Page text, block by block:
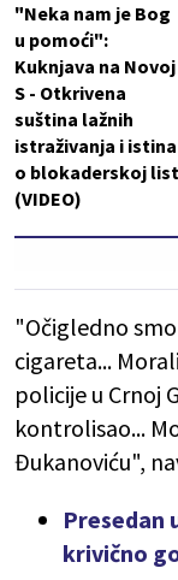
"Neka nam je Bog
u pomoći":
Kuknjava na Novoj
S - Otkrivena
suština lažnih
istraživanja i istina
o blokaderskoj
(VIDEO)
"Očigledno
cigareta...
policije u Crnoj
kontrolisao...
Đukanoviću",
Presedan
krivično